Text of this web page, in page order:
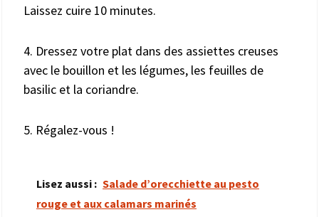
Laissez cuire 10 minutes.
4. Dressez votre plat dans des assiettes creuses
avec le bouillon et les légumes, les feuilles de
basilic et la coriandre.
5. Régalez-vous !
Lisez aussi : Salade d’orecchiette au pesto
rouge et aux calamars marinés